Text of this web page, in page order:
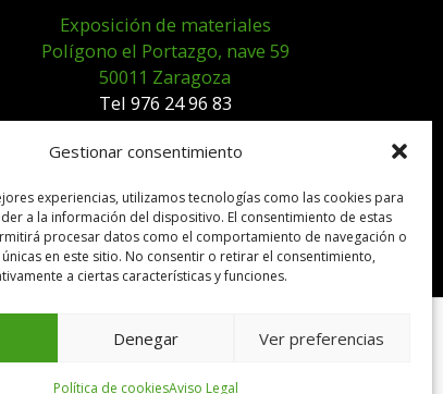
Gestionar consentimiento
experiencias, utilizamos tecnologías como las cookies para
a la información del dispositivo. El consentimiento de estas
procesar datos como el comportamiento de navegación o
en este sitio. No consentir o retirar el consentimiento,
a ciertas características y funciones.
Denegar Ver preferencias
Política de cookiesAviso Legal
Exposición de materiales
Polígono el Portazgo, nave 59
50011 Zaragoza
Tel 976 24 96 83
exposicion@expocanal.es
Aviso Legal
Política de cookies